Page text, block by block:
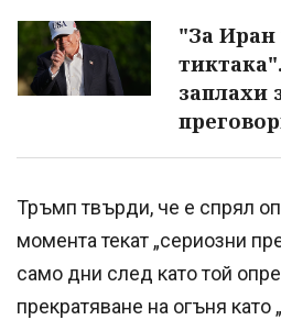
"За Иран
заплахи
Тръмп твърди, че е спрял
момента текат „сериозни
само дни след като той
прекратяване на огъня като